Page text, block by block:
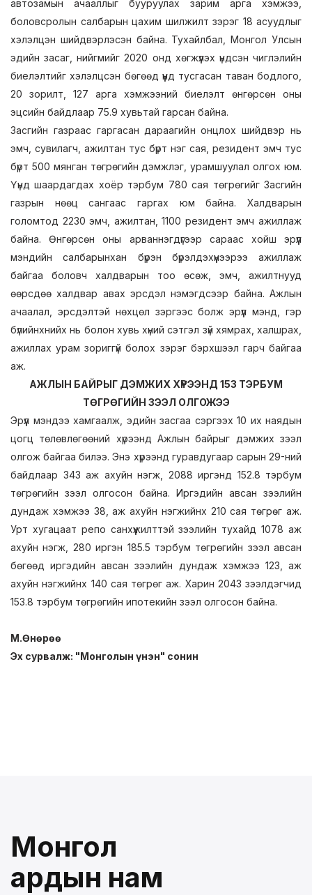
автозамын ачааллыг бууруулах зарим арга хэмжээ,
боловсролын салбарын цахим шилжилт зэрэг 18 асуудлыг
хэлэлцэн шийдвэрлэсэн байна. Тухайлбал, Монгол Улсын
эдийн засаг, нийгмийг 2020 онд хөгжүүлэх үндсэн чиглэлийн
биелэлтийг хэлэлцсэн бөгөөд үүнд тусгасан таван бодлого,
20 зорилт, 127 арга хэмжээний биелэлт өнгөрсөн оны
эцсийн байдлаар 75.9 хувьтай гарсан байна.
Засгийн газраас гаргасан дараагийн онцлох шийдвэр нь
эмч, сувилагч, ажилтан тус бүрт нэг сая, резидент эмч тус
бүрт 500 мянган төгрөгийн дэмжлэг, урамшуулал олгох юм.
Үүнд шаардагдах хоёр тэрбум 780 сая төгрөгийг Засгийн
газрын нөөц сангаас гаргах юм байна. Халдварын
голомтод 2230 эмч, ажилтан, 1100 резидент эмч ажиллаж
байна. Өнгөрсөн оны арваннэгдүгээр сараас хойш эрүүл
мэндийн салбарынхан бүрэн бүрэлдэхүүнээрээ ажиллаж
байгаа боловч халдварын тоо өсөж, эмч, ажилтнууд
өөрсдөө халдвар авах эрсдэл нэмэгдсээр байна. Ажлын
ачаалал, эрсдэлтэй нөхцөл зэргээс болж эрүүл мэнд, гэр
бүлийнхнийх нь болон хувь хүний сэтгэл зүй хямрах, халшрах,
ажиллах урам зориггүй болох зэрэг бэрхшээл гарч байгаа
аж.
АЖЛЫН БАЙРЫГ ДЭМЖИХ ХҮРЭЭНД 153 ТЭРБУМ
ТӨГРӨГИЙН ЗЭЭЛ ОЛГОЖЭЭ
Эрүүл мэндээ хамгаалж, эдийн засгаа сэргээх 10 их наядын
цогц төлөвлөгөөний хүрээнд Ажлын байрыг дэмжих зээл
олгож байгаа билээ. Энэ хүрээнд гуравдугаар сарын 29-ний
байдлаар 343 аж ахуйн нэгж, 2088 иргэнд 152.8 тэрбум
төгрөгийн зээл олгосон байна. Иргэдийн авсан зээлийн
дундаж хэмжээ 38, аж ахуйн нэгжийнх 210 сая төгрөг аж.
Урт хугацаат репо санхүүжилттэй зээлийн тухайд 1078 аж
ахуйн нэгж, 280 иргэн 185.5 тэрбум төгрөгийн зээл авсан
бөгөөд иргэдийн авсан зээлийн дундаж хэмжээ 123, аж
ахуйн нэгжийнх 140 сая төгрөг аж. Харин 2043 зээлдэгчид
153.8 тэрбум төгрөгийн ипотекийн зээл олгосон байна.
М.Өнөрөө
Эх сурвалж: "Монголын үнэн" сонин
Монгол
ардын нам